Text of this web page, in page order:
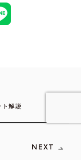
NEXT
ト解説
みる